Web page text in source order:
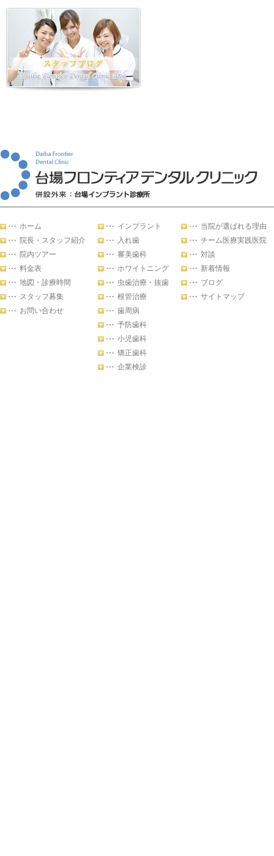
ホーム
院長・スタッフ紹介
院内ツアー
料金表
地図・診療時間
スタッフ募集
お問い合わせ
インプラント
入れ歯
審美歯科
ホワイトニング
虫歯治療・抜歯
根管治療
歯周病
予防歯科
小児歯科
矯正歯科
企業検診
当院が選ばれる理由
チーム医療実践医院
対談
新着情報
ブログ
サイトマップ